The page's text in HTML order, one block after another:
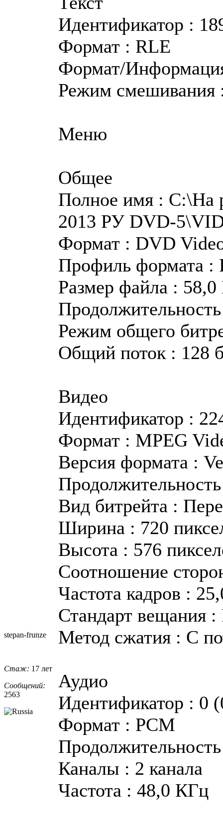
stepan-frunz​e
Стаж: 17 лет
Сообщений:
2563
Идентификатор :
Формат : RLE
Формат/
Режим смешивания
Меню
Общее
Полное имя : C:\На
2013 РУ DVD-
Формат : DVD
Профиль формата :
Размер файла : 58,0
Режим общего
Общий поток : 128
Видео
Идентификатор :
Формат : MPEG
Версия формата :
Вид битрейта :
Ширина : 720
Высота : 576
Соотношение
Частота кадров :
Стандарт вещания :
Метод сжатия : С
Аудио
Идентификатор : 0
Формат : PCM
Каналы : 2 канала
Частота : 48,0 КГц